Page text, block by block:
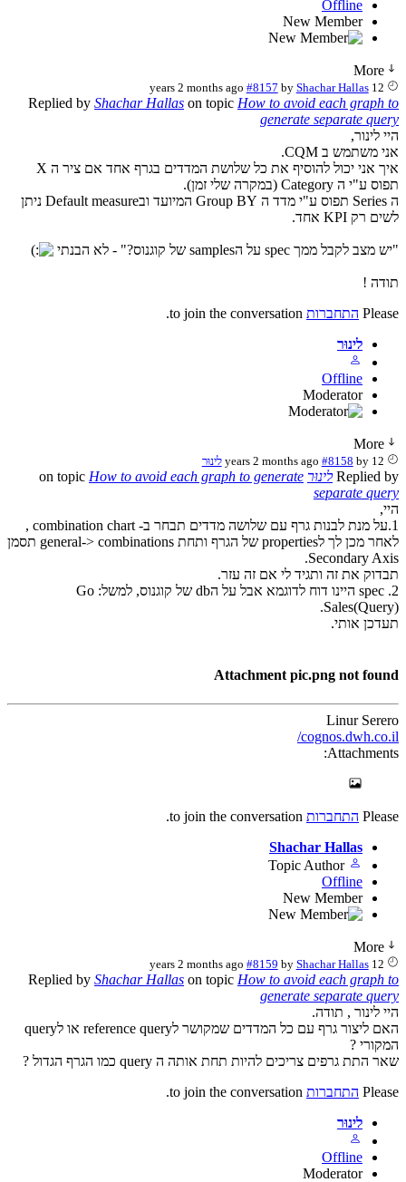
Offline
New Member
More
12 years 2 months ago
#8157 by Shachar Hallas
Replied by Shachar Hallas on topic How to avoid each graph to
generate separate query
היי לינור,
אני משתמש ב CQM.
איך אני יכול להוסיף את כל שלושת המדדים בגרף אחד אם ציר ה X
תפוס ע"י ה Category (במקרה שלי זמן).
ה Series תפוס ע"י מדד ה Group BY המיועד ובDefault measure ניתן
לשים רק KPI אחד.
"יש מצב לקבל ממך spec על הsamples של קוגנוס?" - לא הבנתי
תודה !
Please התחברות
לינוּר
Offline
Moderator
More
12 years 2 months ago
#8158 by לינוּר
Replied by לינוּר How to avoid each graph to generate
separate query
היי,
1.על מנת לבנות גרף עם שלושה מדדים תבחר ב- combination chart ,
לאחר מכן לך לproperties של הגרף ותחת general-> combinations תסמן
Secondary Axis.
תבדוק את זה ותגיד לי אם זה עזר.
2. spec היינו דוח לדוגמא אבל על הdb של קוגנוס, למשל: Go
Sales(Query).
תעדכן אותי.
Attachment pic.png not found
Linur Serero
cognos.dwh.co.il/
Attachments:
Please התחברות
Shachar Hallas
Topic Author
Offline
New Member
More
12 years 2 months ago
#8159 by Shachar Hallas
Replied by Shachar Hallas on topic How to avoid each graph to
generate separate query
היי לינור , תודה.
האם ליצור גרף עם כל המדדים שמקושר לreference query או לquery
המקורי ?
שאר התת גרפים צריכים להיות תחת אותה ה query כמו הגרף הגדול ?
Please התחברות
לינוּר
Offline
Moderator